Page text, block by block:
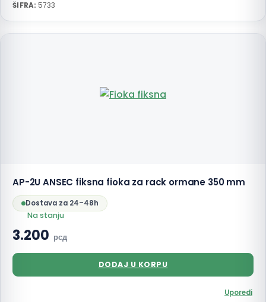
ŠIFRA: 5733
AP-2U ANSEC fiksna fioka za rack ormane 350 mm
Dostava za 24–48h
Na stanju
3.200 рсд
DODAJ U KORPU
Uporedi